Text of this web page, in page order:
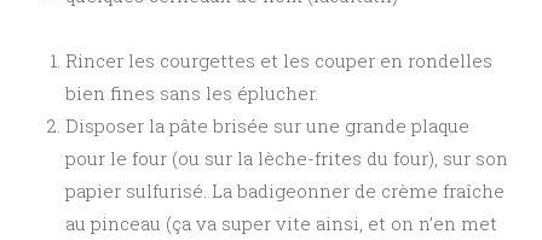
Rincer les courgettes et les couper en rondelles
bien fines sans les éplucher.
Disposer la pâte brisée sur une grande plaque
pour le four (ou sur la lèche-frites du four), sur son
papier sulfurisé. La badigeonner de crème fraîche
au pinceau (ça va super vite ainsi, et on n’en met